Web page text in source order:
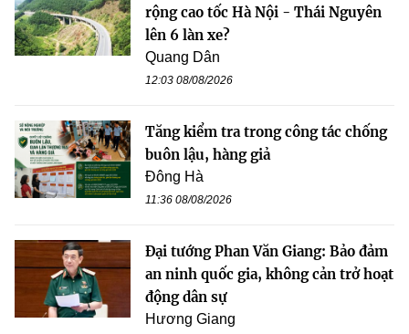
rộng cao tốc Hà Nội - Thái Nguyên
lên 6 làn xe?
Quang Dân
12:03 08/08/2026
Tăng kiểm tra trong công tác chống
buôn lậu, hàng giả
Đông Hà
11:36 08/08/2026
Đại tướng Phan Văn Giang: Bảo đảm
an ninh quốc gia, không cản trở hoạt
động dân sự
Hương Giang